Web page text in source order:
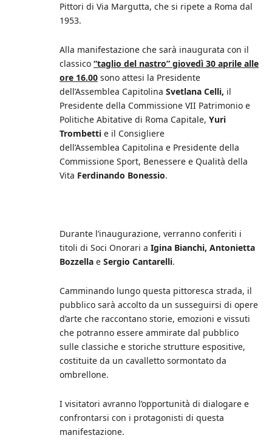
Pittori di Via Margutta, che si ripete a Roma dal
1953.
Alla manifestazione che sarà inaugurata con il
classico “taglio del nastro” giovedì 30 aprile alle
ore 16.00 sono attesi la Presidente
dell’Assemblea Capitolina Svetlana Celli, il
Presidente della Commissione VII Patrimonio e
Politiche Abitative di Roma Capitale, Yuri
Trombetti e il Consigliere
dell’Assemblea Capitolina e Presidente della
Commissione Sport, Benessere e Qualità della
Vita Ferdinando Bonessio.
Durante l’inaugurazione, verranno conferiti i
titoli di Soci Onorari a Igina Bianchi, Antonietta
Bozzella e Sergio Cantarelli.
Camminando lungo questa pittoresca strada, il
pubblico sarà accolto da un susseguirsi di opere
d’arte che raccontano storie, emozioni e vissuti
che potranno essere ammirate dal pubblico
sulle classiche e storiche strutture espositive,
costituite da un cavalletto sormontato da
ombrellone.
I visitatori avranno l’opportunità di dialogare e
confrontarsi con i protagonisti di questa
manifestazione.